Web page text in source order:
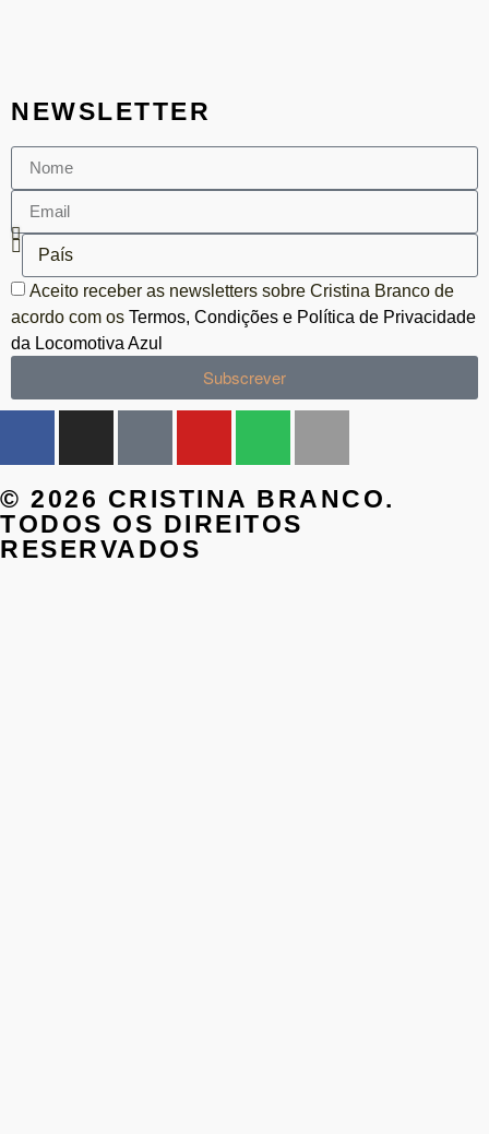
NEWSLETTER
Aceito receber as newsletters sobre Cristina Branco de
acordo com os Termos, Condições e Política de Privacidade
da Locomotiva Azul
Subscrever
© 2026 CRISTINA BRANCO.
TODOS OS DIREITOS
RESERVADOS